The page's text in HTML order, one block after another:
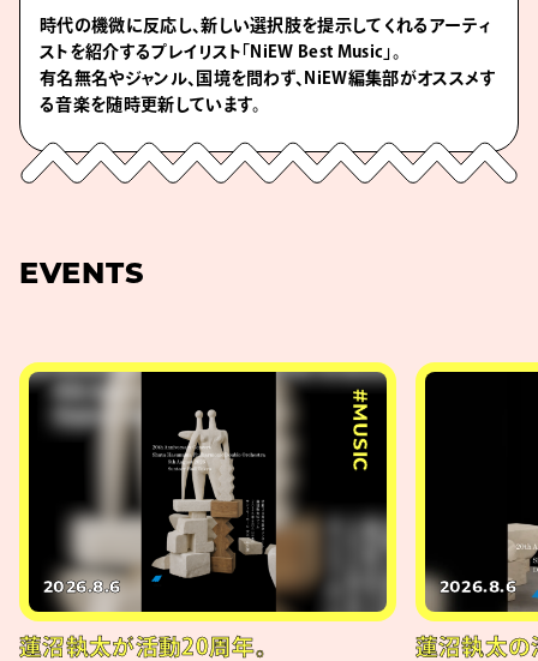
時代の機微に反応し、新しい選択肢を提示してくれるアーティ
ストを紹介するプレイリスト「NiEW Best Music」。
有名無名やジャンル、国境を問わず、NiEW編集部がオススメす
る音楽を随時更新しています。
EVENTS
#MUSIC
2026.8.6
蓮沼執太が活動20周年。
2026.8.6
蓮沼執太の